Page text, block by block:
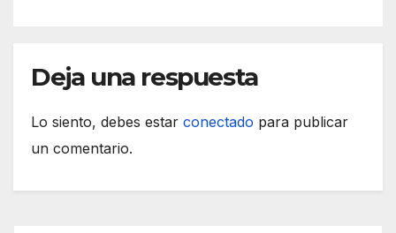
Deja una respuesta
Lo siento, debes estar conectado para publicar
un comentario.